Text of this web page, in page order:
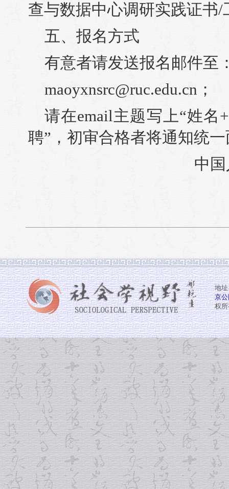
查与数据中心调研实践证书/
五、报名方式
有意者请发送报名邮件至
maoyxnsrc@ruc.edu.cn；
请在email主题写上“姓名
聘”，初审合格者将通知统
中
地
京
权